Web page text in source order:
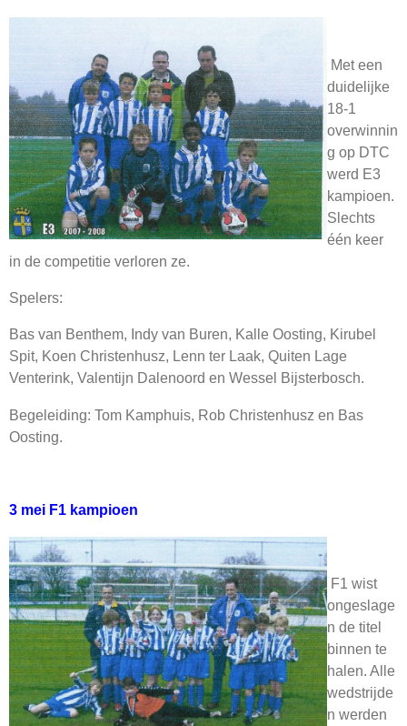
Met een
duidelijke
18-1
overwinnin
g op DTC
werd E3
kampioen.
Slechts
één keer
in de competitie verloren ze.
Spelers:
Bas van Benthem, Indy van Buren, Kalle Oosting, Kirubel
Spit, Koen Christenhusz, Lenn ter Laak, Quiten Lage
Venterink, Valentijn Dalenoord en Wessel Bijsterbosch.
Begeleiding: Tom Kamphuis, Rob Christenhusz en Bas
Oosting.
3 mei F1 kampioen
F1 wist
ongeslage
n de titel
binnen te
halen. Alle
wedstrijde
n werden